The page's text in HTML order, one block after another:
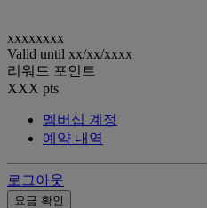
xxxxxxxx
Valid until xx/xx/xxxx
리워드 포인트
XXX pts
멤버십 계정
예약 내역
로그아웃
요금 확인